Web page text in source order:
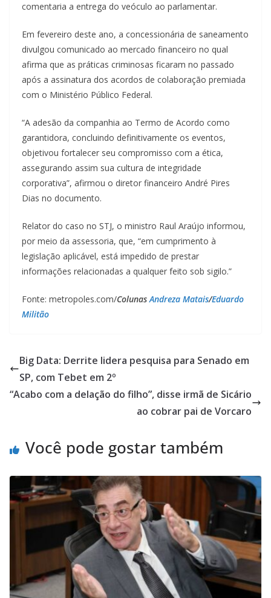
comentaria a entrega do veóculo ao parlamentar.
Em fevereiro deste ano, a concessionária de saneamento
divulgou comunicado ao mercado financeiro no qual
afirma que as práticas criminosas ficaram no passado
após a assinatura dos acordos de colaboração premiada
com o Ministério Público Federal.
“A adesão da companhia ao Termo de Acordo como
garantidora, concluindo definitivamente os eventos,
objetivou fortalecer seu compromisso com a ética,
assegurando assim sua cultura de integridade
corporativa”, afirmou o diretor financeiro André Pires
Dias no documento.
Relator do caso no STJ, o ministro Raul Araújo informou,
por meio da assessoria, que, “em cumprimento à
legislação aplicável, está impedido de prestar
informações relacionadas a qualquer feito sob sigilo.”
Fonte: metropoles.com/ColunasAndreza Matais/Eduardo
Militão
Big Data: Derrite lidera pesquisa para Senado em
SP, com Tebet em 2º
“Acabo com a delação do filho”, disse irmã de Sicário
ao cobrar pai de Vorcaro
Você pode gostar também